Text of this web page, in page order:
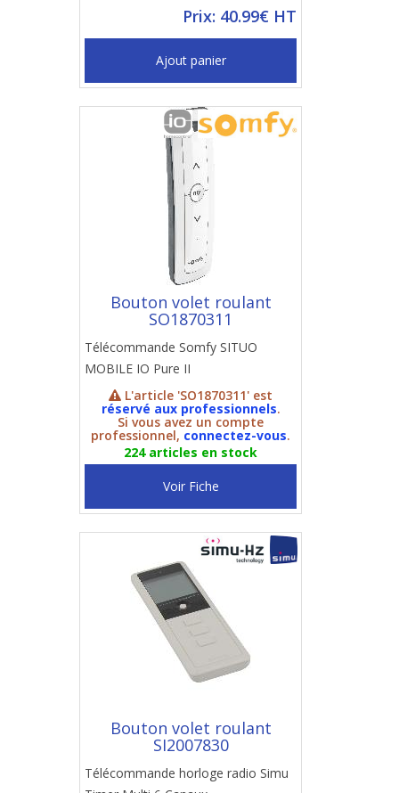
Prix: 40.99€ HT
Ajout panier
Bouton volet roulant
SO1870311
Télécommande Somfy SITUO
MOBILE IO Pure II
L'article 'SO1870311' est
réservé aux professionnels.
Si vous avez un compte
professionnel, connectez-vous.
224 articles en stock
Voir Fiche
Bouton volet roulant
SI2007830
Télécommande horloge radio Simu